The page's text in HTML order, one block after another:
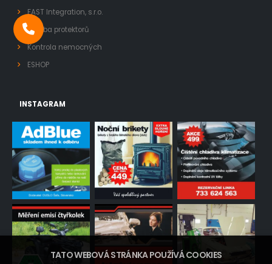
TATO WEBOVÁ STRÁNKA POUŽÍVÁ COOKIES
FAST Integration, s.r.o.
Výroba protektorů
Kontrola nemocných
ESHOP
INSTAGRAM